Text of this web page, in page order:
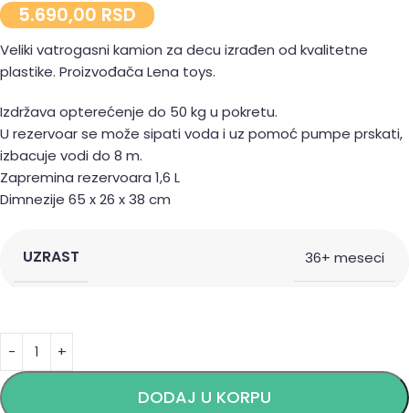
5.690,00 RSD
Veliki vatrogasni kamion za decu izrađen od kvalitetne
plastike. Proizvođača Lena toys.
Izdržava opterećenje do 50 kg u pokretu.
U rezervoar se može sipati voda i uz pomoć pumpe prskati,
izbacuje vodi do 8 m.
Zapremina rezervoara 1,6 L
Dimnezije 65 x 26 x 38 cm
UZRAST 36+ meseci
DODAJ U KORPU
Alternative: